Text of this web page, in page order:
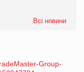
Всі новини